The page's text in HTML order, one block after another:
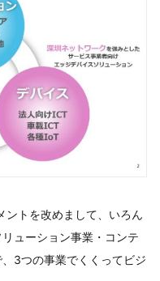
ントを改めまして、いろん
ューション事業・コンテ
3つの事業でくくってビジ